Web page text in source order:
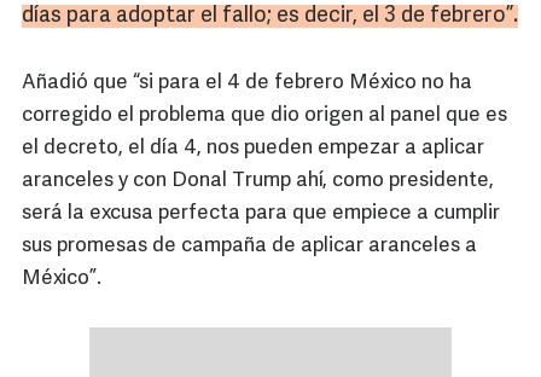
días para adoptar el fallo; es decir, el 3 de febrero”.
Añadió que “si para el 4 de febrero México no ha
corregido el problema que dio origen al panel que es
el decreto, el día 4, nos pueden empezar a aplicar
aranceles y con Donal Trump ahí, como presidente,
será la excusa perfecta para que empiece a cumplir
sus promesas de campaña de aplicar aranceles a
México”.